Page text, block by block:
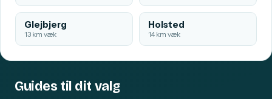
Glejbjerg
13 km væk
Holsted
14 km væk
Guides til dit valg